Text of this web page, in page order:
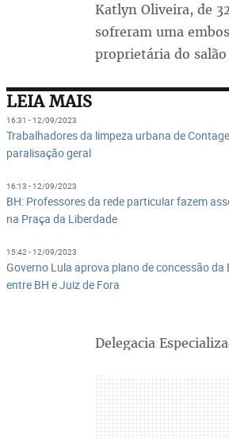
Katlyn Oliveira, de
sofreram uma
proprietária do
LEIA MAIS
16:31 - 12/09/2023
Trabalhadores da limpeza urbana de
paralisação geral
16:13 - 12/09/2023
BH: Professores da rede particular fazem
na Praça da Liberdade
15:42 - 12/09/2023
Governo Lula aprova plano de concessão da
entre BH e Juiz de Fora
Delegacia